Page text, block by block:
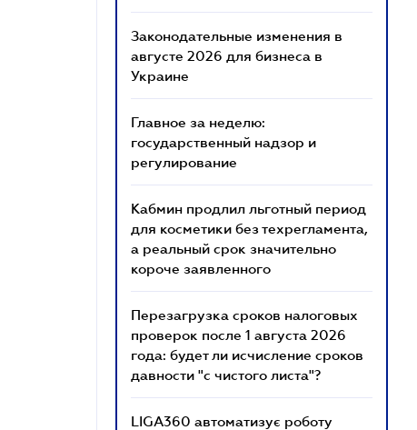
Законодательные изменения в
августе 2026 для бизнеса в
Украине
Главное за неделю:
государственный надзор и
регулирование
Кабмин продлил льготный период
для косметики без техрегламента,
а реальный срок значительно
короче заявленного
Перезагрузка сроков налоговых
проверок после 1 августа 2026
года: будет ли исчисление сроков
давности "с чистого листа"?
LIGA360 автоматизує роботу